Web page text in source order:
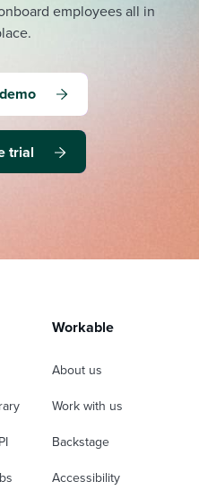
employees all in
trial
Workable
About us
Work with us
Backstage
Accessibility